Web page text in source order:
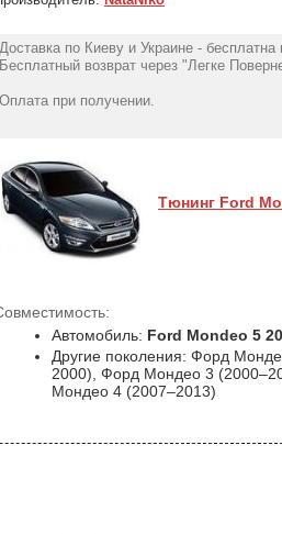
Доставка по Киеву и Украине -
Бесплатный возврат через "Легке
Оплата при получении.
Тюнинг Ford
Автомобиль: Ford Mondeo 5
Другие поколения: Форд
2000), Форд Мондео 3
Мондео 4 (2007–2013)
FORD MONDEO V 5D
2015- Standart NataNiko
780